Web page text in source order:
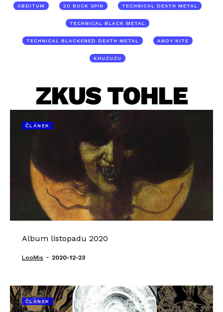
ABDITUM 20 BUCK SPIN TECHNICAL DEATH METAL
TECHNICAL BLACK METAL
TECHNICAL BLACKENED DEATH METAL ANDY KITE
KHUZUZU
ZKUS TOHLE
ČLÁNEK
Album listopadu 2020
LooMis - 2020-12-23
ČLÁNEK